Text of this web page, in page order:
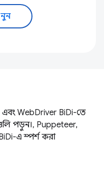
WebDriver BiDi-তে
পড়ুন।, Puppeteer,
এ স্পর্শ করা